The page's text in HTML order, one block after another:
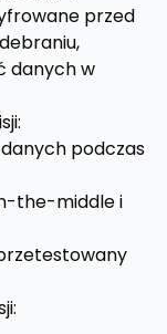
przed
danych w
podczas
the-middle i